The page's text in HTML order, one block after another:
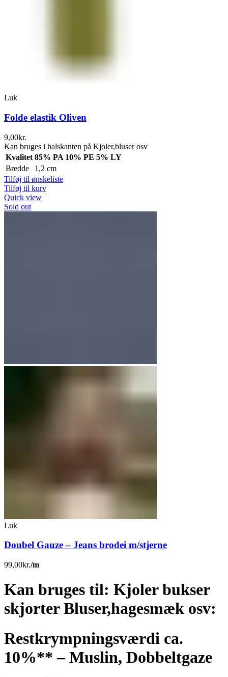
Luk
Folde elastik Oliven
9,00kr.
Kan bruges i halskanten på Kjoler,bluser osv
Kvalitet 85% PA 10% PE 5% LY
Bredde
1,2 cm
Tilføj til ønskeliste
Tilføj til kurv
Quick view
Sold out
Luk
Doubel Gauze – Jeans brodei m/stjerne
99,00kr./m
Kan bruges til: Kjoler bukser
skjorter Bluser,hagesmæk osv:
Restkrympningsværdi ca.
10%** – Muslin, Dobbeltgaze